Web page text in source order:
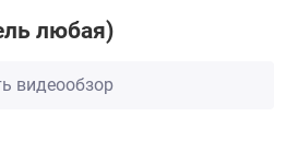
любая)
видеообзор